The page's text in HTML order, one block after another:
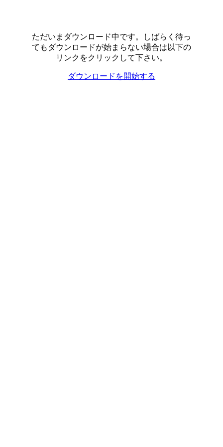
ただいまダウンロード中です。しばらく待っ
てもダウンロードが始まらない場合は以下の
リンクをクリックして下さい。
ダウンロードを開始する